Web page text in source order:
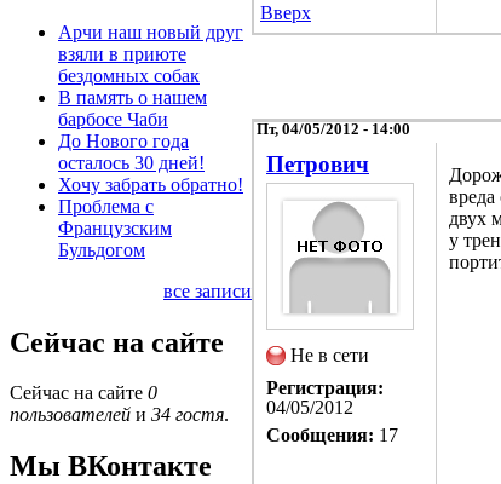
Арчи наш новый друг
взяли в приюте
бездомных собак
В память о нашем
барбосе Чаби
До Нового года
осталось 30 дней!
Хочу забрать обратно!
Проблема с
Французским
Бульдогом
все записи
Сейчас на сайте
Сейчас на сайте 0
пользователей и 34 гостя.
Мы ВКонтакте
Вверх
Пт, 04/05/2012 - 14:00
Петрович
Не в сети
Регистрация:
04/05/2012
Сообщения: 17
двух
у